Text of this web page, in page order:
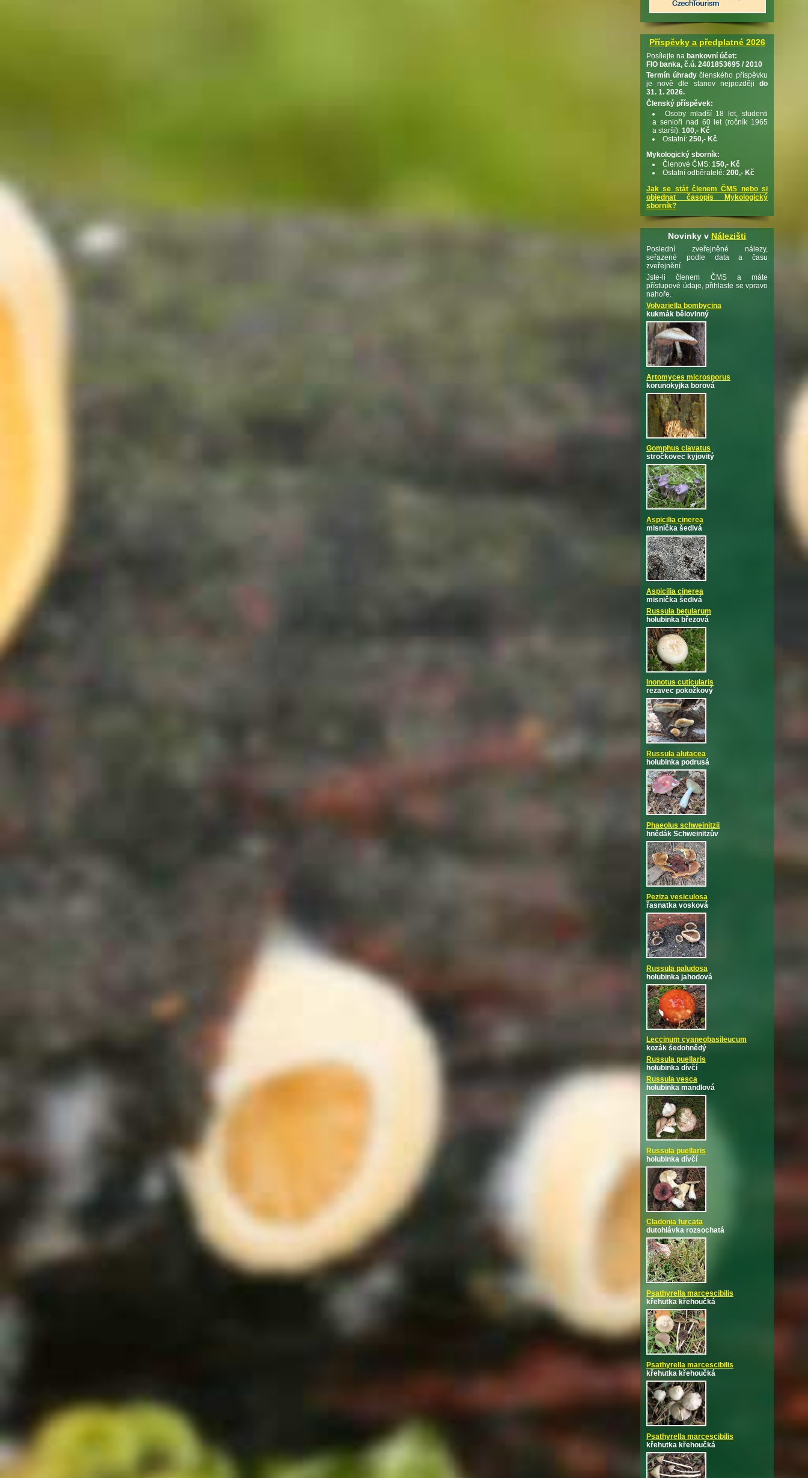
Příspěvky a předplatné 2026
Posílejte na bankovní účet:
FIO banka, č.ú. 2401853695 / 2010
Termín úhradyčlenského příspěvku
je nově dle stanov nejpozději do
31. 1. 2026.
Členský příspěvek:
Osoby mladší 18 let, studenti
a senioři nad 60 let (ročník 1965
a starší): 100,- Kč
Ostatní: 250,- Kč
Mykologický sborník:
Členové ČMS: 150,- Kč
Ostatní odběratelé: 200,- Kč
Jak se stát členem ČMS nebo si
objednat časopis Mykologický
sborník?
Novinky v Nálezišti
Poslední zveřejněné nálezy,
seřazené podle data a času
zveřejnění.
Jste-li členem ČMS a máte
přístupové údaje, přihlaste se vpravo
nahoře.
Volvariella bombycina
kukmák bělovlnný
Artomyces microsporus
korunokyjka borová
Gomphus clavatus
stročkovec kyjovitý
Aspicilia cinerea
misnička šedivá
Aspicilia cinerea
misnička šedivá
Russula betularum
holubinka březová
Inonotus cuticularis
rezavec pokožkový
Russula alutacea
holubinka podrusá
Phaeolus schweinitzii
hnědák Schweinitzův
Peziza vesiculosa
řasnatka vosková
Russula paludosa
holubinka jahodová
Leccinum cyaneobasileucum
kozák šedohnědý
Russula puellaris
holubinka dívčí
Russula vesca
holubinka mandlová
Russula puellaris
holubinka dívčí
Cladonia furcata
dutohlávka rozsochatá
Psathyrella marcescibilis
křehutka křehoučká
Psathyrella marcescibilis
křehutka křehoučká
Psathyrella marcescibilis
křehutka křehoučká